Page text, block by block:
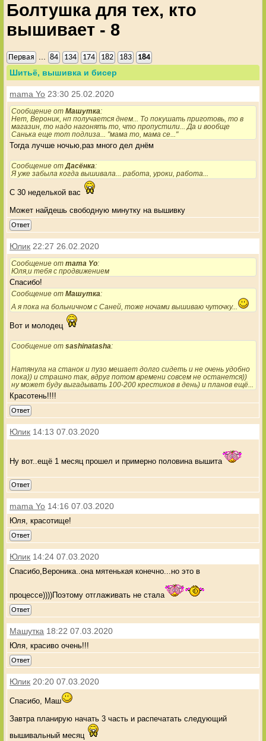
Болтушка для тех, кто
вышивает - 8
Первая 84 134 174 182 183 184
Шитьё, вышивка и бисер
mama Yo 23:30 25.02.2020
Сообщение отМашутка:
Нет, Вероник, нп получается днем... То покушать приготовь, то в
магазин, то надо нагонять то, что пропустили... Да и вообще
Санька еще тот подлиза... "мама то, мама се..."
Тогда лучше ночью,раз много дел днём
Сообщение от Дасёнка:
Я уже забыла когда вышивала... работа, уроки, работа...
С 30 неделькой вас
Может найдешь свободную минутку на вышивку
Ответ
Юлик 22:27 26.02.2020
Сообщение отmama Yo:
Юля,и тебя с продвижением
Спасибо!
Сообщение отМашутка:
А я пока на больничном с Саней, тоже ночами вышиваю чуточку...
Вот и молодец
Сообщение от sashinatasha:
Натянула на станок и пузо мешает долго сидеть и не очень удобно
пока)) и страшно так, вдруг потом времени совсем не останется))
ну может буду выгадывать 100-200 крестиков в день) и планов ещё...
Красотень!!!!
Ответ
Юлик 14:13 07.03.2020
Ну вот..ещё 1 месяц прошел и примерно половина вышита
Ответ
mama Yo 14:16 07.03.2020
Юля, красотище!
Ответ
Юлик 14:24 07.03.2020
Спасибо,Вероника..она мятенькая конечно...но это в
процессе))))Поэтому отглаживать не стала
Ответ
Машутка 18:22 07.03.2020
Юля, красиво очень!!!
Ответ
Юлик 20:20 07.03.2020
Спасибо, Маш
Завтра планирую начать 3 часть и распечатать следующий
вышивальный месяц